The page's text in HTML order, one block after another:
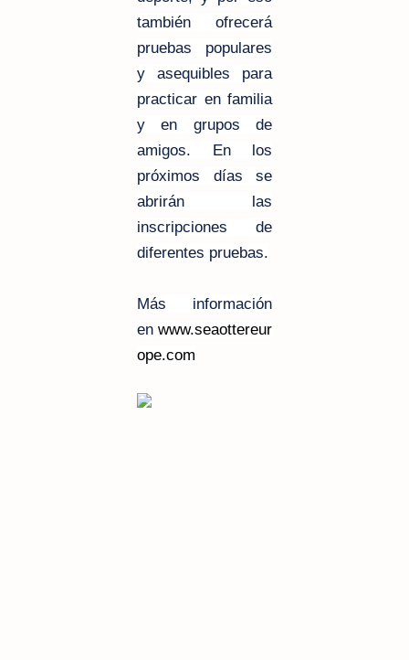
también ofrecerá
pruebas populares
y asequibles para
practicar en familia
y en grupos de
amigos. En los
próximos días se
abrirán las
inscripciones de
diferentes pruebas.
Más información
en www.seaottereur
ope.com